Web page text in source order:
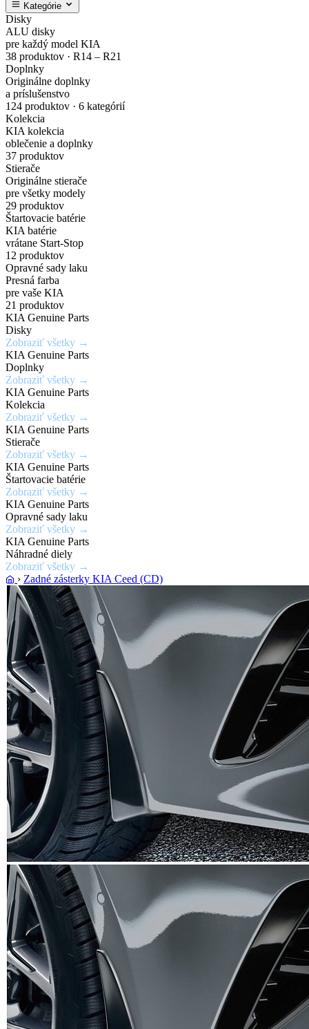
Kategórie
Zaregistruj
sa
a
nakupuj
originálne
príslušenstvo
za
výhodné
ceny
Získaj
výhody,
ktoré
inde
nedostaneš
Zaregistrovať
sa
Kompletný
cenník
originálnych
náhradných
dielov
Zadajte
originálne
číslo
dielu
a
zistite
aktuálnu
cenu
a
dostupnosť
Vyhľadať
diel
EV4
Zliatinový
disk
Gisa
Bicolour
7,5Jx19H2
/
5x114,3mm
/
ET52
Kúpiť
teraz
MODE3
Nabíjacie
káble
pre
elektrické
a
PHEV
vozidlá
Mimoriadne
odolné
voči
krúteniu
alebo
ohýbaniu
Zobraziť
ponuku
Sada
bezpečnostných
matíc
Dark
Chrome
Chráň
svoje
kolesá
s
istotou
a
eleganciou
Kúpiť
teraz
Opravné
sady
laku
karosérie
v
širokej
škále
odtieňov
Ideálne
riešenie
pre
rýchle
a
jednoduché
opravy
drobných
poškodení
laku
karosérie
Zobraziť
ponuku
Disky
ALU disky
pre každý model KIA
38 produktov · R14 – R21
Doplnky
Originálne doplnky
a príslušenstvo
124 produktov · 6 kategórií
Kolekcia
KIA kolekcia
oblečenie a doplnky
37 produktov
Stierače
Originálne stierače
pre všetky modely
29 produktov
Štartovacie batérie
KIA batérie
vrátane Start-Stop
12 produktov
Opravné sady laku
Presná farba
pre vaše KIA
21 produktov
KIA Genuine Parts
Disky
Zobraziť všetky →
KIA Genuine Parts
Doplnky
Zobraziť všetky →
KIA Genuine Parts
Kolekcia
Zobraziť všetky →
KIA Genuine Parts
Stierače
Zobraziť všetky →
KIA Genuine Parts
Štartovacie batérie
Zobraziť všetky →
KIA Genuine Parts
Opravné sady laku
Zobraziť všetky →
KIA Genuine Parts
Náhradné diely
Zobraziť všetky →
› Zadné zásterky KIA Ceed (CD)